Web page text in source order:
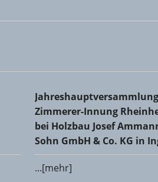
Jahreshauptversammlung
Co. KG in Ingelheim
Zimmerer-Innung
bei Holzbau Josef
Sohn GmbH & Co. KG in
...[mehr]